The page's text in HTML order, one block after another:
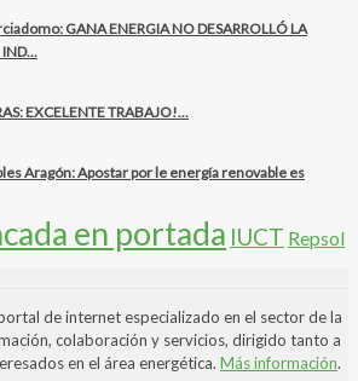
GANA ENERGIA NO DESARROLLÓ LA
EXCELENTE TRABAJO!...
Aragón: Apostar por le energía renovable es
en portada IUCT Repsol
de internet especializado en el sector de la
colaboración y servicios, dirigido tanto a
en el área energética. Más información.